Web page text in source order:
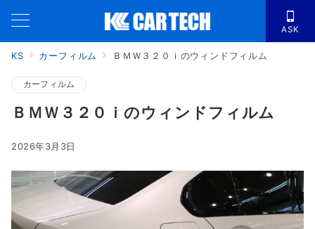
ASK
KS カーフィルム ＢＭＷ３２０ｉのウィンドフィルム
カーフィルム
ＢＭＷ３２０ｉのウィンドフィルム
2026年3月3日